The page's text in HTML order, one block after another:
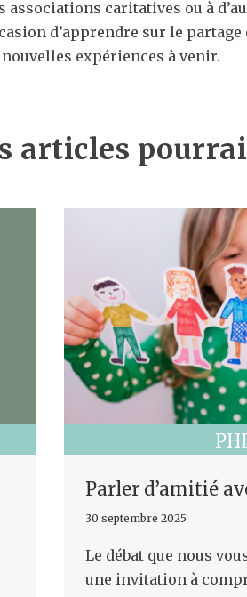
associations caritatives ou à
d’apprendre sur le
nouvelles expériences à venir.
articles
Parler d’amitié
30 septembre 2025
Le débat que nous
une invitation à